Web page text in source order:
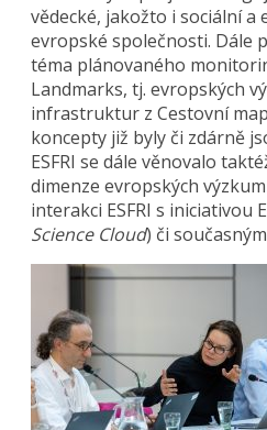
vědecké, jakožto i sociální a
evropské společnosti. Dále
téma plánovaného
Landmarks, tj. evropských
infrastruktur z Cestovní
koncepty již byly či zdárně
ESFRI se dále věnovalo
dimenze evropských
interakci ESFRI s iniciativou
Science Cloud) či